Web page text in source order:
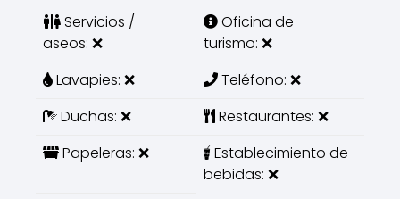
Servicios /
aseos: ❌
Oficina de
turismo: ❌
Lavapies: ❌
Teléfono: ❌
Duchas: ❌
Restaurantes: ❌
Papeleras: ❌
Establecimiento de
bebidas: ❌